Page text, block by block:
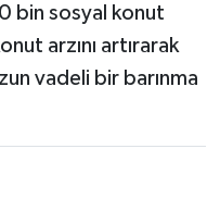
bin sosyal konut
arzını artırarak
vadeli bir barınma